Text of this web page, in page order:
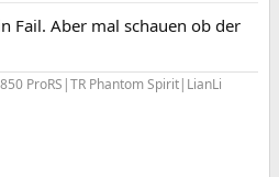
Fail. Aber mal schauen ob der
ProRS|TR Phantom Spirit|LianLi